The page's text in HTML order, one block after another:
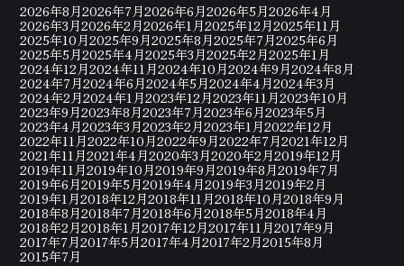
2026年8月2026年7月2026年6月2026年5月2026年4月
2026年3月2026年2月2026年1月2025年12月2025年11月
2025年10月2025年9月2025年8月2025年7月2025年6月
2025年5月2025年4月2025年3月2025年2月2025年1月
2024年12月2024年11月2024年10月2024年9月2024年8月
2024年7月2024年6月2024年5月2024年4月2024年3月
2024年2月2024年1月2023年12月2023年11月2023年10月
2023年9月2023年8月2023年7月2023年6月2023年5月
2023年4月2023年3月2023年2月2023年1月2022年12月
2022年11月2022年10月2022年9月2022年7月2021年12月
2021年11月2021年4月2020年3月2020年2月2019年12月
2019年11月2019年10月2019年9月2019年8月2019年7月
2019年6月2019年5月2019年4月2019年3月2019年2月
2019年1月2018年12月2018年11月2018年10月2018年9月
2018年8月2018年7月2018年6月2018年5月2018年4月
2018年2月2018年1月2017年12月2017年11月2017年9月
2017年7月2017年5月2017年4月2017年2月2015年8月
2015年7月